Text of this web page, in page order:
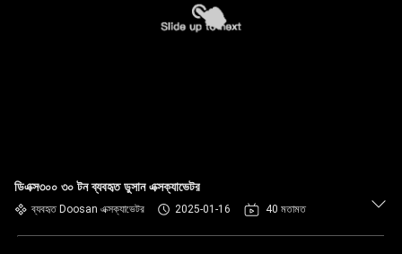
ডিএক্স৩০০ ৩০ টন ব্যবহৃত ডুসান এক্সক্যাভেটর
ব্যবহৃত Doosan এক্সক্যাভেটর 2025-01-16 40 মতামত